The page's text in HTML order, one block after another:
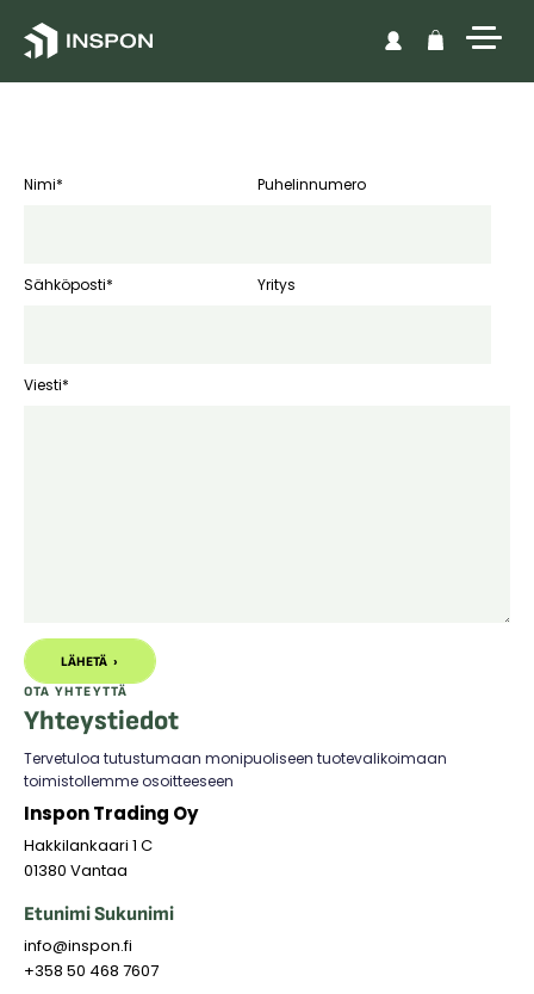
OTA YHTEYTTÄ
Yhteystiedot
Tervetuloa tutustumaan monipuoliseen tuotevalikoimaan
toimistollemme osoitteeseen
Inspon Trading Oy
Hakkilankaari 1 C
01380 Vantaa
Etunimi Sukunimi
info@inspon.fi
+358 50 468 7607
Nimi* Puhelinnumero
Sähköposti* Yritys
Viesti*
LÄHETÄ